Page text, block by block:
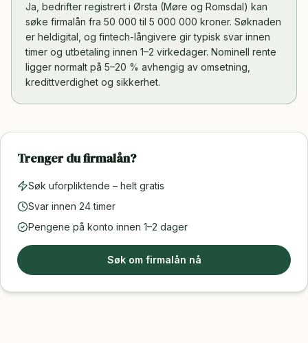
Ja, bedrifter registrert i Ørsta (Møre og Romsdal) kan
søke firmalån fra 50 000 til 5 000 000 kroner. Søknaden
er heldigital, og fintech-långivere gir typisk svar innen
timer og utbetaling innen 1–2 virkedager. Nominell rente
ligger normalt på 5–20 % avhengig av omsetning,
kredittverdighet og sikkerhet.
Trenger du firmalån?
Søk uforpliktende – helt gratis
Svar innen 24 timer
Pengene på konto innen 1–2 dager
Søk om firmalån nå